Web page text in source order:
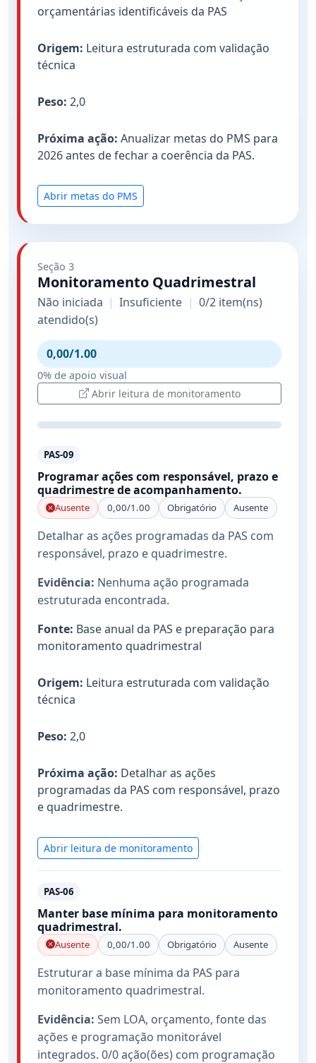
orçamentárias identificáveis da PAS
Origem: Leitura estruturada com validação
técnica
Peso: 2,0
Próxima ação: Anualizar metas do PMS para
2026 antes de fechar a coerência da PAS.
Abrir metas do PMS
Seção 3
Monitoramento Quadrimestral
Não iniciada | Insuficiente | 0/2 item(ns)
atendido(s)
0,00/1.00
0% de apoio visual
Abrir leitura de monitoramento
PAS-09
Programar ações com responsável, prazo e
quadrimestre de acompanhamento.
Ausente 0,00/1.00 Obrigatório Ausente
Detalhar as ações programadas da PAS com
responsável, prazo e quadrimestre.
Evidência: Nenhuma ação programada
estruturada encontrada.
Fonte: Base anual da PAS e preparação para
monitoramento quadrimestral
Origem: Leitura estruturada com validação
técnica
Peso: 2,0
Próxima ação: Detalhar as ações
programadas da PAS com responsável, prazo
e quadrimestre.
Abrir leitura de monitoramento
PAS-06
Manter base mínima para monitoramento
quadrimestral.
Ausente 0,00/1.00 Obrigatório Ausente
Estruturar a base mínima da PAS para
monitoramento quadrimestral.
Evidência: Sem LOA, orçamento, fonte das
ações e programação monitorável
integrados. 0/0 ação(ões) com programação